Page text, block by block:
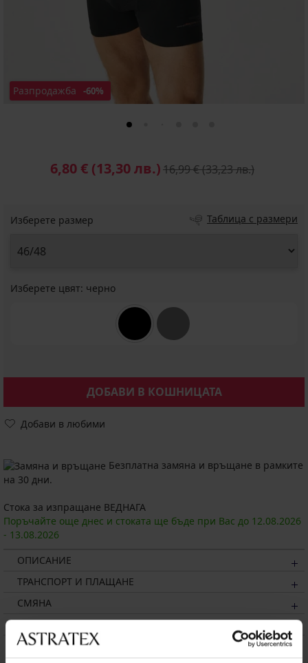
Разпродажба -60%
6,80 € (13,30 лв.)16,99 €(33,23 лв.)
Изберете размер Таблица с размери
Изберете цвят: черно
ДОБАВИ В КОШНИЦАТА
Добави в любими
Безплатна замяна и връщане в рамките
на 30 дни.
Стока за изпращане ВЕДНАГА
Поръчайте още днес и стоката ще бъде при Вас до 12.08.2026
- 13.08.2026
ОПИСАНИЕ
ТРАНСПОРТ И ПЛАЩАНЕ
СМЯНА
ПОДДРЪЖКА И ПРАНЕ